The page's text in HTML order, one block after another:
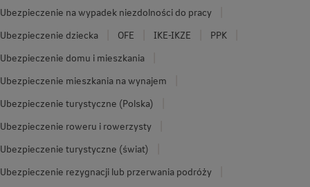
Ubezpieczenie na wypadek niezdolności do pracy
Ubezpieczenie dziecka
OFE IKE-IKZE
PPK
Ubezpieczenie domu i mieszkania
Ubezpieczenie mieszkania na wynajem
Ubezpieczenie turystyczne (Polska)
Ubezpieczenie roweru i rowerzysty
Ubezpieczenie turystyczne (świat)
Ubezpieczenie rezygnacji lub przerwania podróży